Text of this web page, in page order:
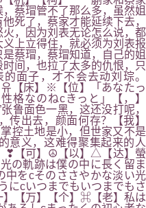
蔡瑁管不了那么多，虽然姐
死了，蔡家才能延续下去，
，因为刘表无论怎么说，都
上立得住，就必须为刘表报
蔡瑁，蔡瑁知道，自己的姐
间，也拉了太多的仇恨，只
面子，才不会去动刘琮。
【床】※【位】「あなたっ
格なのねcきっと」【，】
面色一黑，这还没打呢，
传出去，颜面何存？【我】
控土地是小，但世家又不是
意义，这难得聚集起来的人
❣【可】☮【以】△【达】螢
の軌跡は僕の中に長く留ま
中をcそのささやかな淡い光
にcいつまでもいつまでもさ
】【万】【个】⌘【老】私は